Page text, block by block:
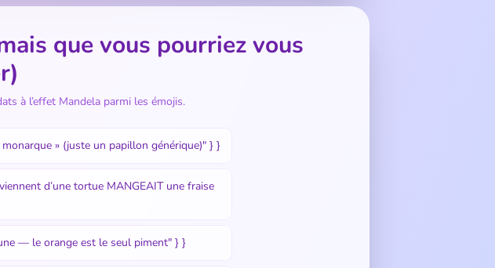
que vous pourriez vous
à l’effet Mandela parmi les émojis.
» (juste un papillon générique)" } }
d’une tortue MANGEAIT une fraise
— le orange est le seul piment" } }